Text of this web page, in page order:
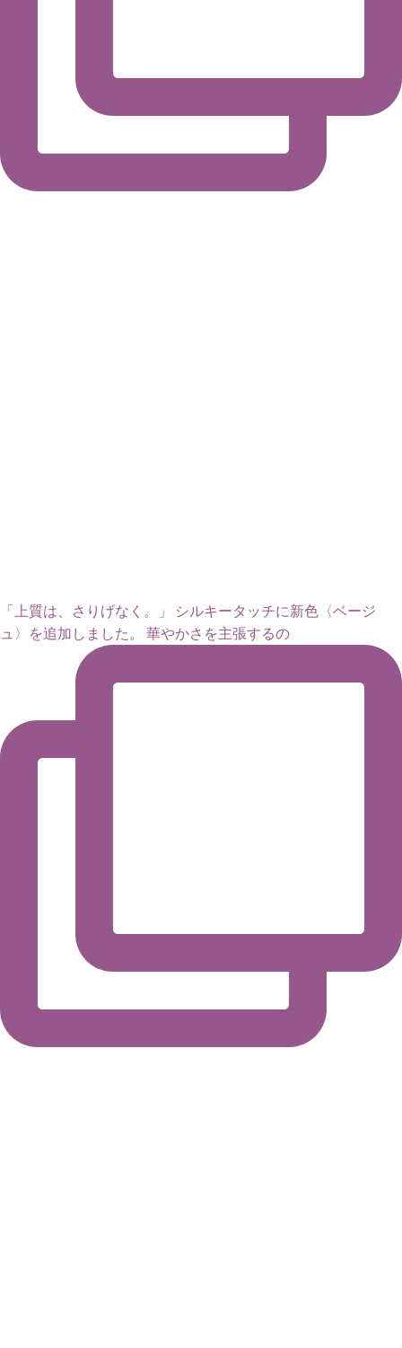
「上質は、さりげなく。」 シルキータッチに新色〈ベージ
ュ〉を追加しました。 華やかさを主張するの